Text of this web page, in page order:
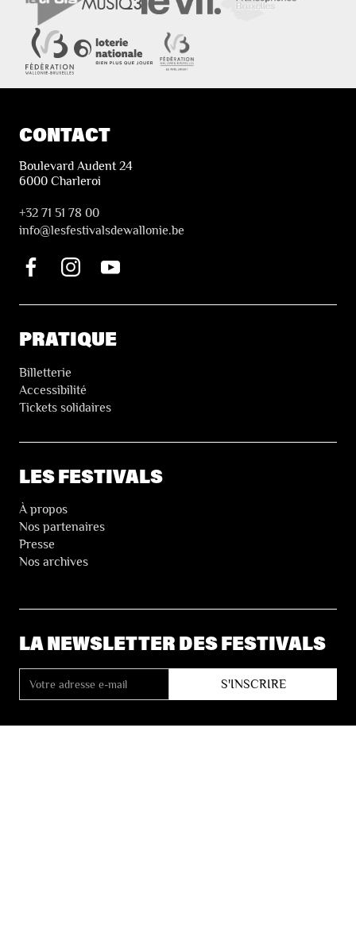
CONTACT
Boulevard Audent 24
6000 Charleroi
+32 71 51 78 00
info@lesfestivalsdewallonie.be
PRATIQUE
Billetterie
Accessibilité
Tickets solidaires
LES FESTIVALS
À propos
Nos partenaires
Presse
Nos archives
LA NEWSLETTER DES FESTIVALS